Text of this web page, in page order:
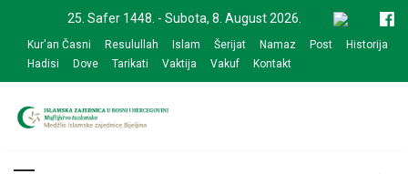
navigation
content
25. Safer 1448. - Subota, 8. August 2026.
Kur'an Časni Resulullah Islam Šerijat Namaz Post
Historija
Hadisi
Dove Tarikati Vaktija Vakuf Kontakt